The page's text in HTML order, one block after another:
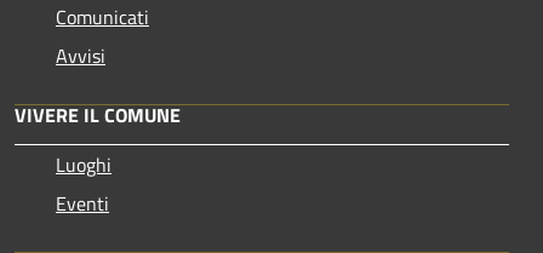
Comunicati
Avvisi
VIVERE IL COMUNE
Luoghi
Eventi